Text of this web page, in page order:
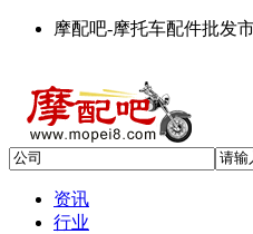
摩配吧-摩托车配件批发
资讯
行业